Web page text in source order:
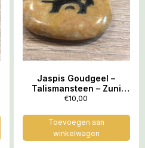
Jaspis Goudgeel –
Talismansteen – Zuni
beer = Gelukssymbool
€10,00
Toevoegen aan
winkelwagen